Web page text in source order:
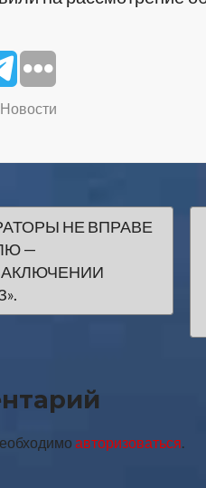
Новости
НЕ ВПРАВЕ
—
авторизоваться.